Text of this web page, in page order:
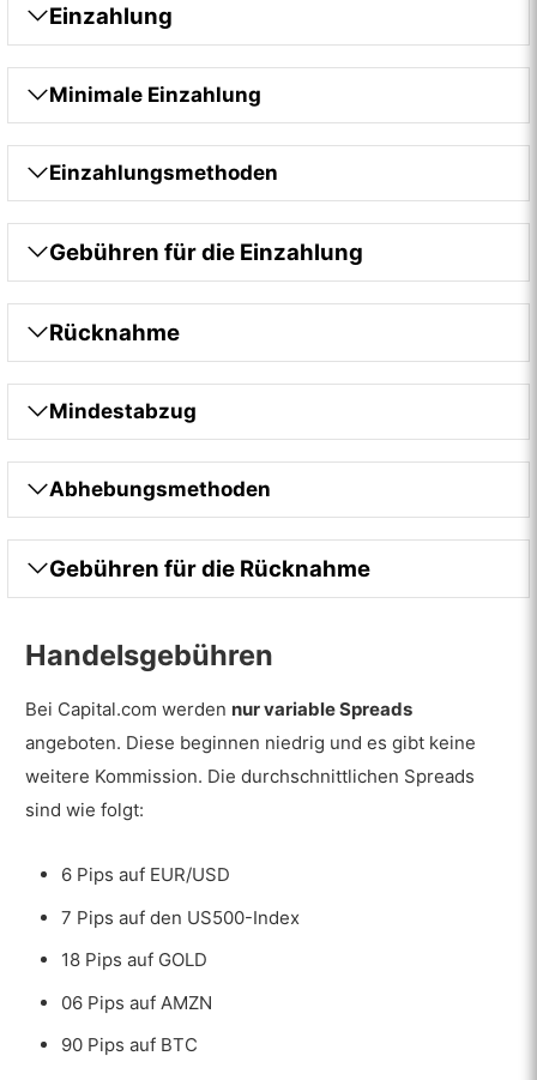
Einzahlung
Minimale Einzahlung
Einzahlungsmethoden
Gebühren für die Einzahlung
Rücknahme
Mindestabzug
Abhebungsmethoden
Gebühren für die Rücknahme
Handelsgebühren
Bei Capital.com werden nur variable Spreads
angeboten. Diese beginnen niedrig und es gibt keine
weitere Kommission. Die durchschnittlichen Spreads
sind wie folgt:
6 Pips auf EUR/USD
7 Pips auf den US500-Index
18 Pips auf GOLD
06 Pips auf AMZN
90 Pips auf BTC